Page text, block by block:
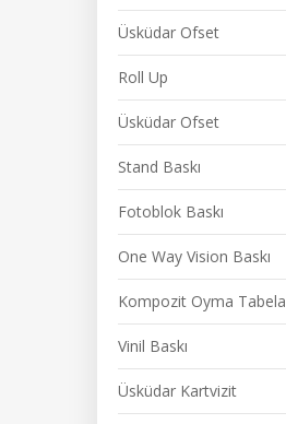
Üsküdar Ofset
Roll Up
Üsküdar Ofset
Stand Baskı
Fotoblok Baskı
One Way Vision Baskı
Kompozit Oyma Tabela
Vinil Baskı
Üsküdar Kartvizit